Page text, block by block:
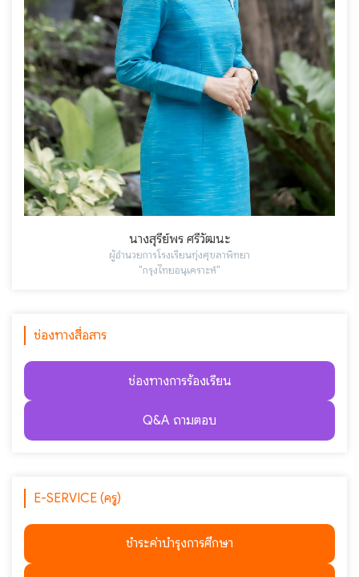
นางสุรีย์พร ศรีวัฒนะ
ผู้อำนวยการโรงเรียนทุ่งศุขลาพิทยา
"กรุงไทยอนุเคราะห์"
ช่องทางสื่อสาร
ช่องทางการร้องเรียน
Q&A ถามตอบ
E-SERVICE (ครู)
ชำระค่าบำรุงการศึกษา